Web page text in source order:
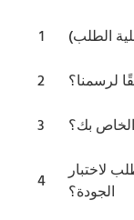
1
الطلب)
2
لرسمنا؟
3
بك؟
4
لاختبار
الجودة؟